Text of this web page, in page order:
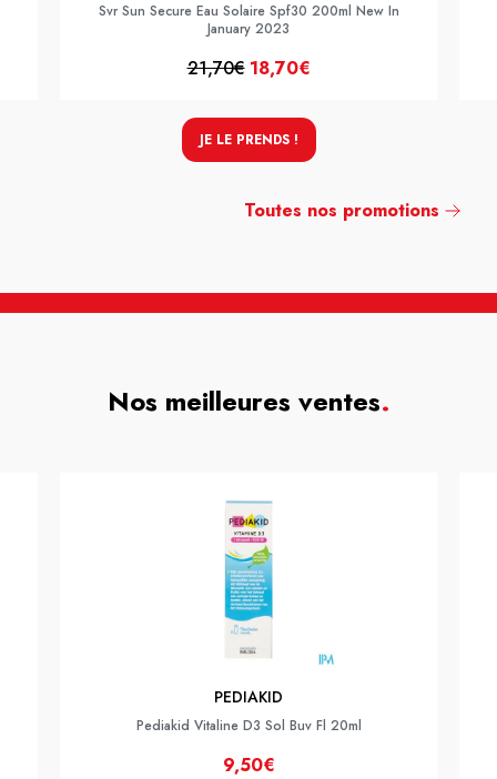
Svr Sun Secure Eau Solaire Spf30 200ml New In
January 2023
21,70€ 18,70€
JE LE PRENDS !
Toutes nos promotions
Nos meilleures ventes.
PEDIAKID
Pediakid Vitaline D3 Sol Buv Fl 20ml
9,50€